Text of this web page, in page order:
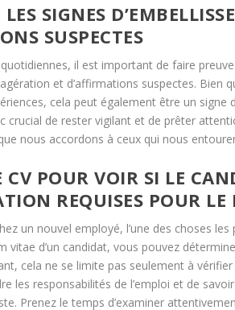
LES SIGNES
SUSPECTES
il est important de faire
et d’affirmations suspectes.
cela peut également être un signe
crucial de rester vigilant et de prêter
nous accordons à ceux qui nous
POUR VOIR SI LE
REQUISES POUR LE
un nouvel employé, l’une des choses
vitae d’un candidat, vous pouvez
cela ne se limite pas seulement à
les responsabilités de l’emploi et de
Prenez le temps d’examiner